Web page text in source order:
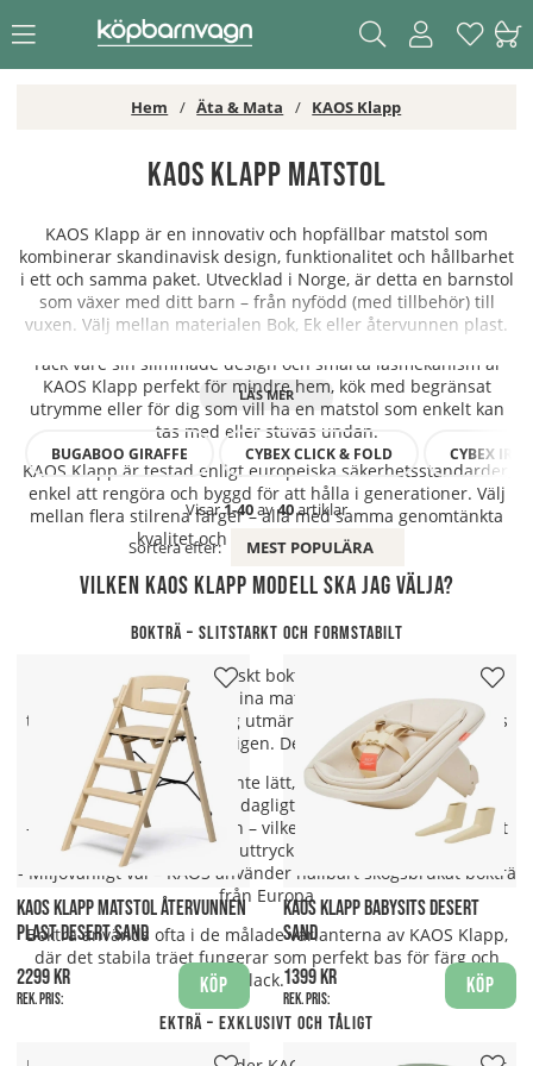
Hem Äta & Mata KAOS Klapp
KAOS Klapp Matstol
KAOS Klapp är en innovativ och hopfällbar matstol som
kombinerar skandinavisk design, funktionalitet och hållbarhet
i ett och samma paket. Utvecklad i Norge, är detta en barnstol
som växer med ditt barn – från nyfödd (med tillbehör) till
vuxen. Välj mellan materialen Bok, Ek eller återvunnen plast.
Tack vare sin slimmade design och smarta låsmekanism är
KAOS Klapp perfekt för mindre hem, kök med begränsat
utrymme eller för dig som vill ha en matstol som enkelt kan
tas med eller stuvas undan.
KAOS Klapp är testad enligt europeiska säkerhetsstandarder,
enkel att rengöra och byggd för att hålla i generationer. Välj
mellan flera stilrena färger – alla med samma genomtänkta
kvalitet och hållbara materialval.
Vilken Kaos Klapp Modell ska jag välja?
Bokträ – slitstarkt och formstabilt
KAOS använder europeiskt bokträ (ofta FSC-certifierat) i
tillverkningen av flera av sina matstolar. Bok är ett hårt och
tätt träslag som lämpar sig utmärkt för möbler som används
dagligen. Det är:
- Formstabilt – böjer sig inte lätt, vilket ger god hållfasthet
- Slitstarkt – klarar av dagligt slitage från småbarn
- Ljust och neutralt i färgen – vilket ger ett modernt, nordiskt
uttryck
- Miljövänligt val – KAOS använder hållbart skogsbrukat bokträ
från Europa
Bokträ används ofta i de målade varianterna av KAOS Klapp,
där det stabila träet fungerar som perfekt bas för färg och
lack.
Ekträ – exklusivt och tåligt
BUGABOO GIRAFFE CYBEX CLICK & FOLD CYBEX IRIS
Visar1-40av40artiklar
Sortera efter:
MEST POPULÄRA
KAOS KLAPP MATSTOL ÅTERVUNNEN
PLAST DESERT SAND
2299 kr
Rek. pris:
Köp
KAOS KLAPP BABYSITS DESERT
SAND
1399 kr
Rek. pris:
Köp